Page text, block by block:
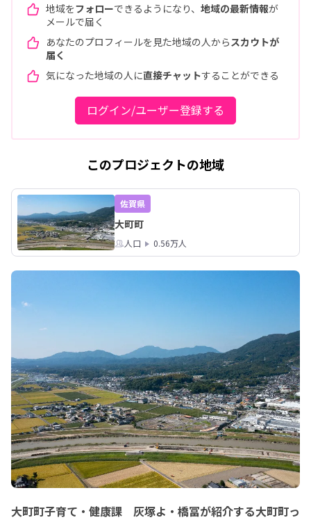
地域をフォローできるようになり、 地域の最新情報が
メールで届く
あなたのプロフィールを見た地域の人から スカウトが
届く
気になった地域の人に直接チャットすることができる
ログイン/ユーザー登録する
このプロジェクトの地域
佐賀県
大町町
人口 0.56万人
大町町子育て・健康課 灰塚よ・橋冨が紹介する大町町っ